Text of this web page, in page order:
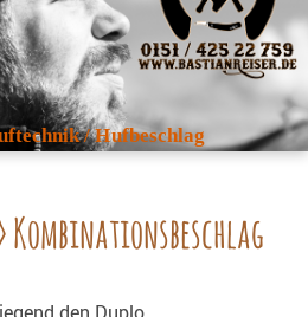
/ Hufbeschlag
Kombinationsbeschlag
den Duplo